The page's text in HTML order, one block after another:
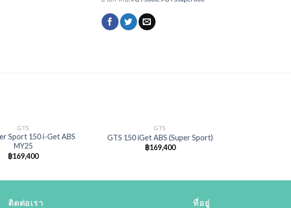
GTS
Sport 150 i-Get ABS
MY25
฿169,400
GTS
GTS 150 iGet ABS (Super Sport)
฿169,400
ติดต่อเรา ที่อยู่